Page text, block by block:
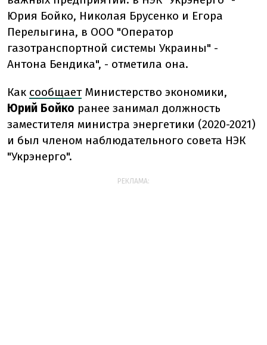
Юрия Бойко, Николая Брусенко и Егора
Перелыгина, в ООО "Оператор
газотранспортной системы Украины" -
Антона Бендика", - отметила она.
Как сообщает Министерство экономики,
Юрий Бойко ранее занимал должность
заместителя министра энергетики (2020-2021)
и был членом наблюдательного совета НЭК
"Укрэнерго".
РЕКЛАМА: